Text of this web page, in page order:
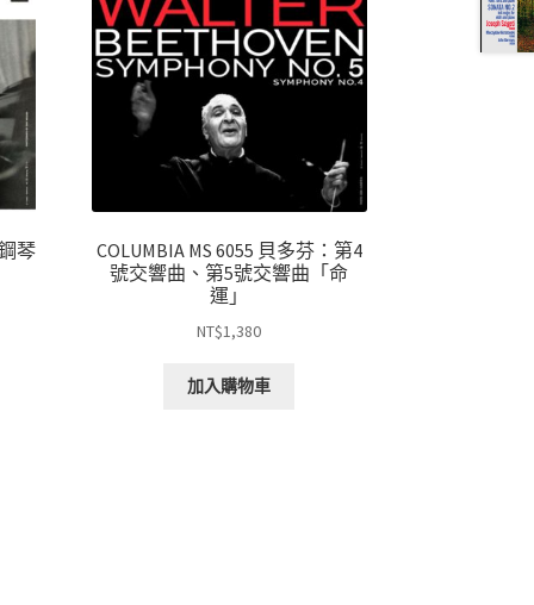
琴
COLUMBIA MS 6055 貝多芬：第4
號交響曲、第5號交響曲「命
運」
NT$1,380
加入購物車